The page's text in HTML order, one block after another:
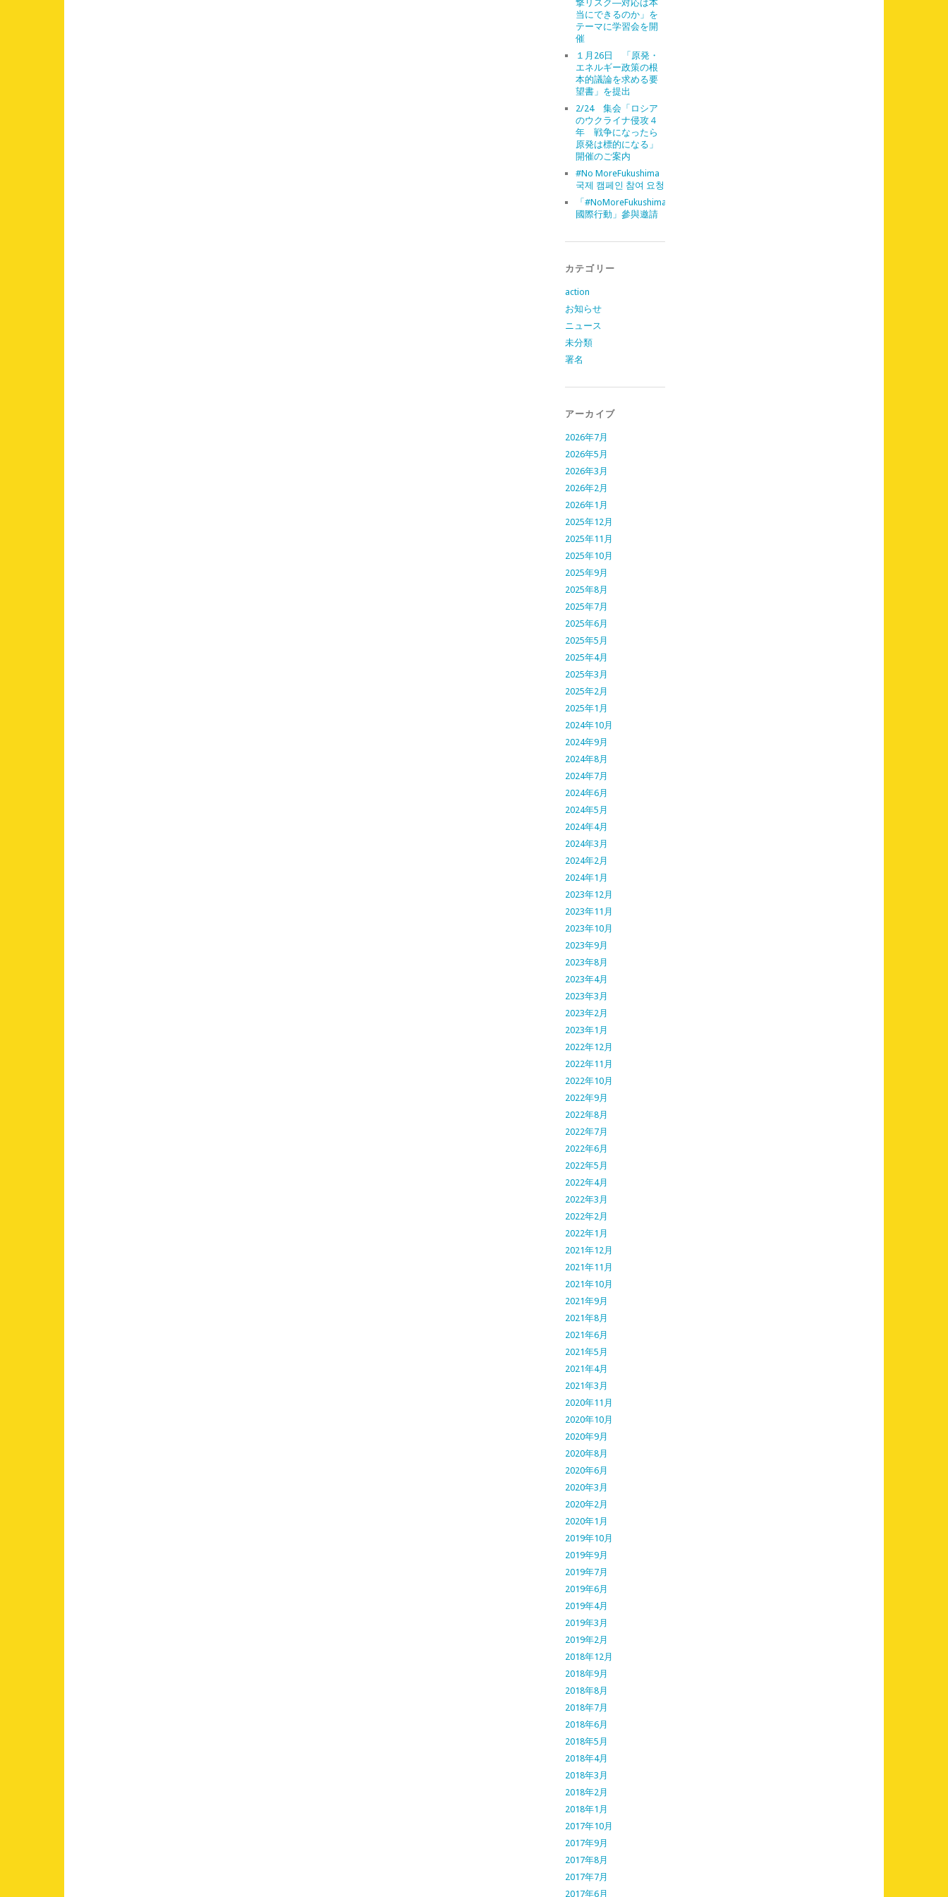
撃リスク―対応は本
当にできるのか」を
テーマに学習会を開
催
１月26日 「原発・
エネルギー政策の根
本的議論を求める要
望書」を提出
2/24 集会「ロシア
のウクライナ侵攻４
年 戦争になったら
原発は標的になる」
開催のご案内
#No MoreFukushima
국제 캠페인 참여 요청
「#NoMoreFukushima
國際行動」參與邀請
カテゴリー
action
お知らせ
ニュース
未分類
署名
アーカイブ
2026年7月
2026年5月
2026年3月
2026年2月
2026年1月
2025年12月
2025年11月
2025年10月
2025年9月
2025年8月
2025年7月
2025年6月
2025年5月
2025年4月
2025年3月
2025年2月
2025年1月
2024年10月
2024年9月
2024年8月
2024年7月
2024年6月
2024年5月
2024年4月
2024年3月
2024年2月
2024年1月
2023年12月
2023年11月
2023年10月
2023年9月
2023年8月
2023年4月
2023年3月
2023年2月
2023年1月
2022年12月
2022年11月
2022年10月
2022年9月
2022年8月
2022年7月
2022年6月
2022年5月
2022年4月
2022年3月
2022年2月
2022年1月
2021年12月
2021年11月
2021年10月
2021年9月
2021年8月
2021年6月
2021年5月
2021年4月
2021年3月
2020年11月
2020年10月
2020年9月
2020年8月
2020年6月
2020年3月
2020年2月
2020年1月
2019年10月
2019年9月
2019年7月
2019年6月
2019年4月
2019年3月
2019年2月
2018年12月
2018年9月
2018年8月
2018年7月
2018年6月
2018年5月
2018年4月
2018年3月
2018年2月
2018年1月
2017年10月
2017年9月
2017年8月
2017年7月
2017年6月